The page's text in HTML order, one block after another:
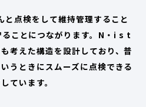
と点検をして維持管理すること
ことにつながります。N・i s t
考えた構造を設計しており、普
うときにスムーズに点検できる
ています。